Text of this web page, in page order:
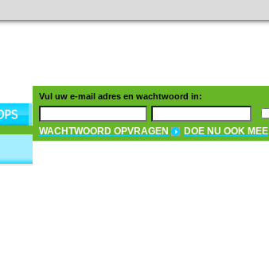
Vul uw e-mail adres en wachtwoord in:
WACHTWOORD OPVRAGEN DOE NU OOK MEE